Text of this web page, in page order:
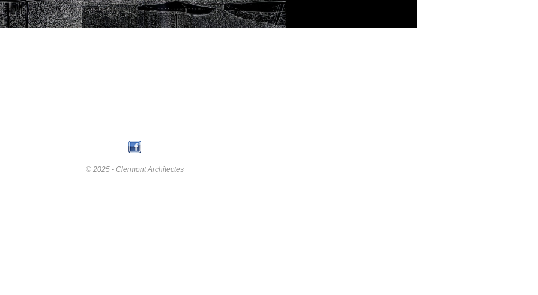
© 2025 - Clermont Architectes